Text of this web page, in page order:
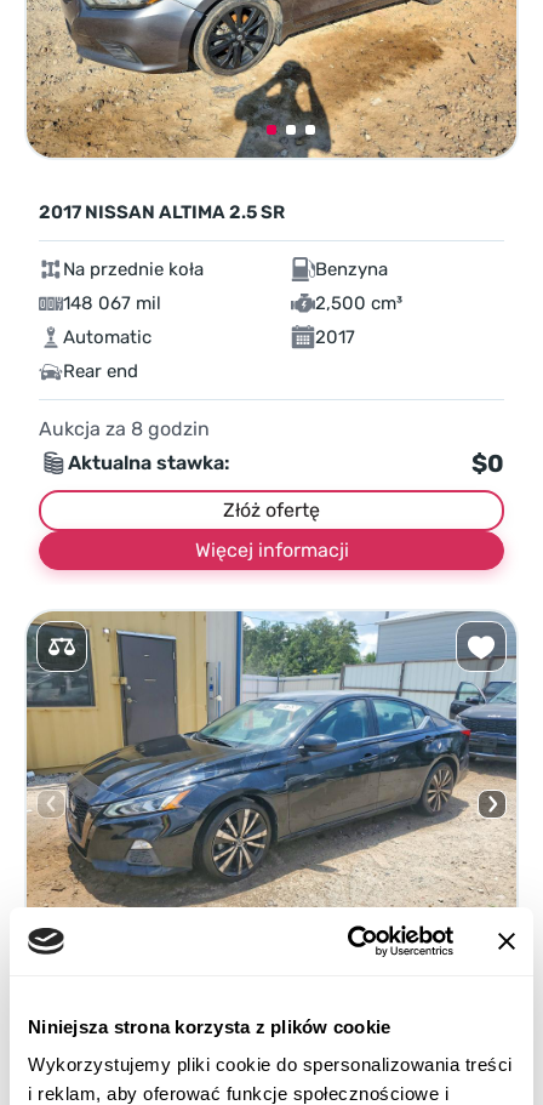
Niniejsza strona korzysta z plików cookie
Wykorzystujemy pliki cookie do spersonalizowania treści
i reklam, aby oferować funkcje społecznościowe i
2017 NISSAN ALTIMA 2.5 SR
Na przednie koła
Benzyna
148 067 mil
2,500 cm³
Automatic
2017
Rear end
Aukcja za 8 godzin
Aktualna stawka:
$0
Złóż ofertę
Więcej informacji
2021 NISSAN ALTIMA SR
Na przednie koła
Benzyna